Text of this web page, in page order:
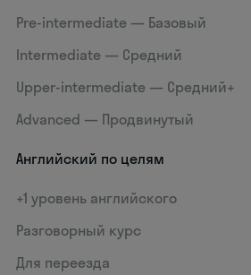
Pre-intermediate — Базовый
Intermediate — Средний
Upper-intermediate — Средний+
Advanced — Продвинутый
Английский по целям
+1 уровень английского
Разговорный курс
Для переезда